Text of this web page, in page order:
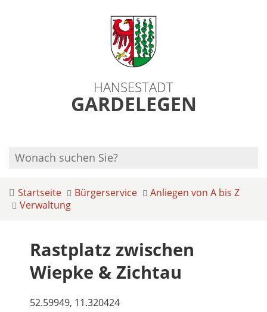
HANSESTADT
GARDELEGEN
Startseite Bürgerservice
Anliegen von A bis Z
Verwaltung
Rastplatz zwischen
Wiepke & Zichtau
52.59949, 11.320424